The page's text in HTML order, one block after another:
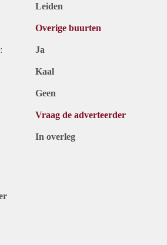
Leiden
Overige buurten
Ja
Kaal
Geen
Vraag de adverteerder
In overleg